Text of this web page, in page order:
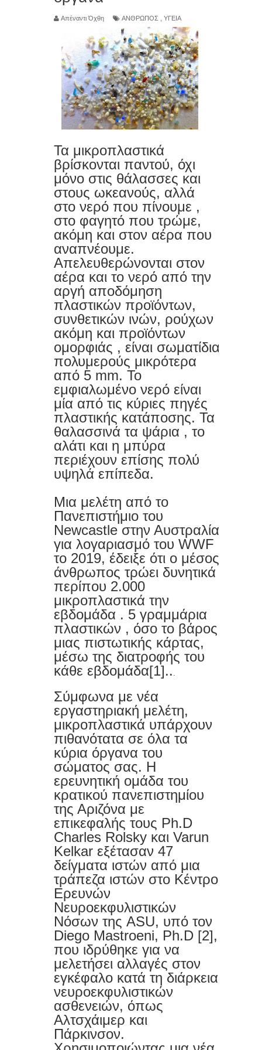
κάτι περίπλοκο… αλλά κάτι πολύ
συγκεκριμένο.»
Αντικατέστησε τώρα ΑΥΤΑ τα λάδια
της κουζίνας σου (Γερνάνε τα
κύτταρά σου 10 χρόνια πιο γρήγορα)
4 βιταμίνες που λείπουν από τους
περισσότερους ανθρώπους άνω των
50
9 τροφές που βοηθούν φυσικά στη
μείωση της πίεσης χωρίς φάρμακα
7 μικρές αλλαγές που αυξάνουν την
ευτυχία σας καθημερινά «Δεν
χρειάζονται μεγάλες αλλαγές — μόνο
σωστές κινήσεις.»
Πρωτεΐνη μετά τα 50: Πόση
χρειάζεστε πραγματικά – Οδηγός 5
βημάτων
Μετά τα 50, σταμάτα να τρως ΑΥΤΟ
το «υγιεινό» πρωινό (Σου κλέβει την
μεταβολισμό σου
Ερημίτες της ψηφιακής εποχής
Τι είναι τα microgreens και πώς να
τα καλλιεργήσετε
Greenwashing : Είναι όλα τα
πράσινα προϊόντα πραγματικά
φιλικά προς το περιβάλλον;
κυκλική οικονομία
Οι περίεργες και επικίνδυνες τοξίνες
που κρύβονται στο φαγητό μας
Πιείτε περισσότερο νερό: Η απλή
λύση σε πολλά προβλήματα υγείας
Από τα ..σκατά στο φλιτζάνι:
Ανακαλύψτε τους πιο ακριβούς και
παράξενους καφέδες
Πλαστικό κάνναβης: Μια
εναλλακτική και βιώσιμη λύση για το
περιβάλλον
Πώς οι χώροι πρασίνου επιδρούν
στην υγεία μας
Μετά τα 50, κάντε ΑΥΤΟ το απλό
Απέναντι Όχθη ΑΝΘΡΩΠΟΣ ΥΓΕΙΑ
Τα μικροπλαστικά
βρίσκονται παντού, όχι
μόνο στις θάλασσες και
στους ωκεανούς, αλλά
στο νερό που πίνουμε ,
στο φαγητό που τρώμε,
ακόμη και στον αέρα που
αναπνέουμε.
Απελευθερώνονται στον
αέρα και το νερό από την
αργή αποδόμηση
πλαστικών προϊόντων,
συνθετικών ινών, ρούχων
ακόμη και προϊόντων
ομορφιάς , είναι σωματίδια
πολυμερούς μικρότερα
από 5 mm. Το
εμφιαλωμένο νερό είναι
μία από τις κύριες πηγές
πλαστικής κατάποσης. Τα
θαλασσινά τα ψάρια , το
αλάτι και η μπύρα
περιέχουν επίσης πολύ
υψηλά επίπεδα.
Μια μελέτη από το
Πανεπιστήμιο του
Newcastle στην Αυστραλία
για λογαριασμό του WWF
το 2019, έδειξε ότι ο μέσος
άνθρωπος τρώει δυνητικά
περίπου 2.000
μικροπλαστικά την
εβδομάδα . 5 γραμμάρια
πλαστικών , όσο το βάρος
μιας πιστωτικής κάρτας,
μέσω της διατροφής του
κάθε εβδομάδα[1].. .
Σύμφωνα με νέα
εργαστηριακή μελέτη,
μικροπλαστικά υπάρχουν
πιθανότατα σε όλα τα
κύρια όργανα του
σώματος σας. Η
ερευνητική ομάδα του
κρατικού πανεπιστημίου
της Αριζόνα με
επικεφαλής τους Ph.D
Charles Rolsky και Varun
Kelkar εξέτασαν 47
δείγματα ιστών από μια
τράπεζα ιστών στο Κέντρο
Ερευνών
Νευροεκφυλιστικών
Νόσων της ASU, υπό τον
Diego Mastroeni, Ph.D [2],
που ιδρύθηκε για να
μελετήσει αλλαγές στον
εγκέφαλο κατά τη διάρκεια
νευροεκφυλιστικών
ασθενειών, όπως
Αλτσχάιμερ και
Πάρκινσον.